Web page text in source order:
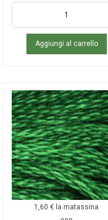
Aggiungi al carrello
1,60€ la matassina